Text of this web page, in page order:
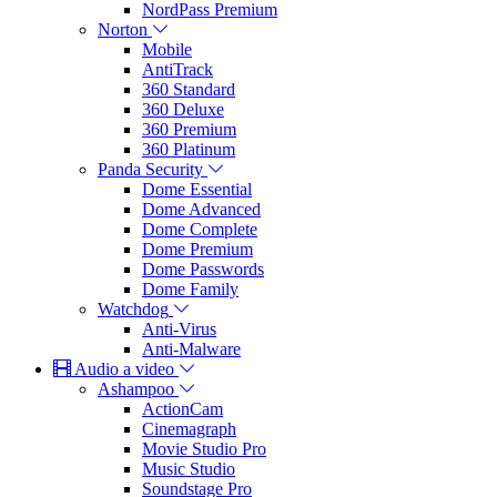
NordPass Premium
Norton
Mobile
AntiTrack
360 Standard
360 Deluxe
360 Premium
360 Platinum
Panda Security
Dome Essential
Dome Advanced
Dome Complete
Dome Premium
Dome Passwords
Dome Family
Watchdog
Anti-Virus
Anti-Malware
Audio a video
Ashampoo
ActionCam
Cinemagraph
Movie Studio Pro
Music Studio
Soundstage Pro